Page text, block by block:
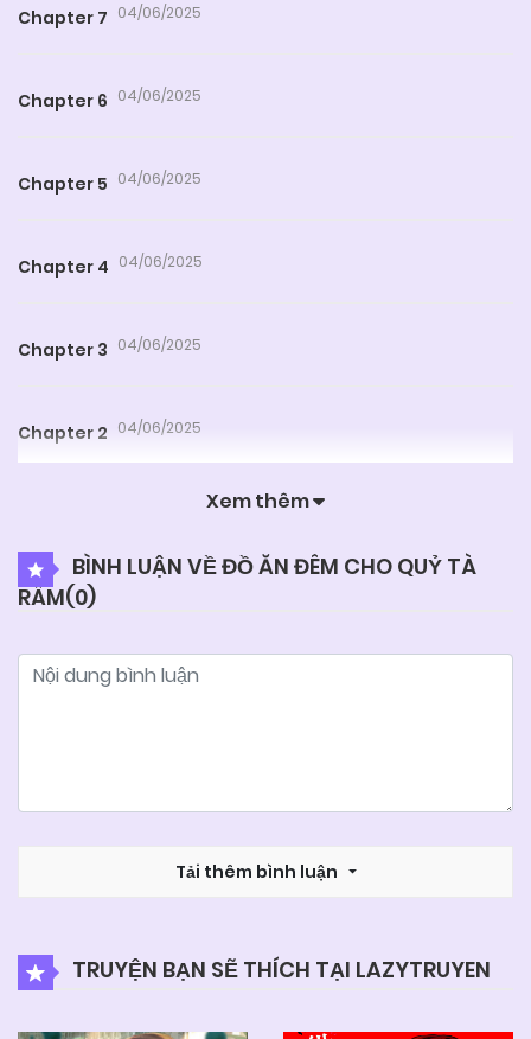
Chapter 7 04/06/2025
Chapter 6 04/06/2025
Chapter 5 04/06/2025
Chapter 4 04/06/2025
Chapter 3 04/06/2025
Chapter 2 04/06/2025
Xem thêm
BÌNH LUẬN VỀ ĐỒ ĂN ĐÊM CHO QUỶ TÀ
RÂM(0)
Tải thêm bình luận
TRUYỆN BẠN SẼ THÍCH TẠI LAZYTRUYEN